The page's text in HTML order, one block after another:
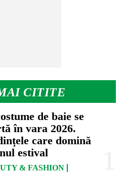
CITITE
de baie se
în vara 2026.
care domină
estival
& FASHION